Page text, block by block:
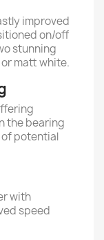
improved
on/off
stunning
matt white.
the bearing
potential
with
speed